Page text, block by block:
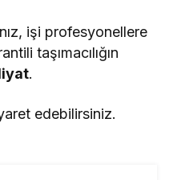
işi profesyonellere
taşımacılığın
.
edebilirsiniz.